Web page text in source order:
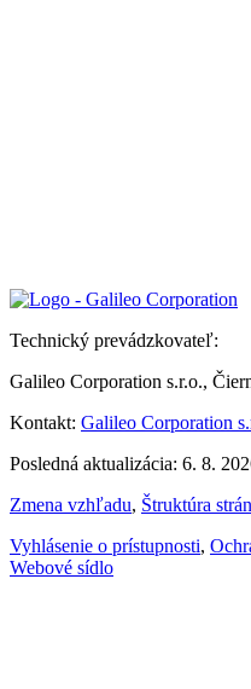
Technický prevádzkovateľ:
Galileo Corporation s.r.o.,
Kontakt: Galileo Corporation
Posledná aktualizácia: 6. 8.
Zmena vzhľadu, Štruktúra
Vyhlásenie o prístupnosti,
Webové sídlo